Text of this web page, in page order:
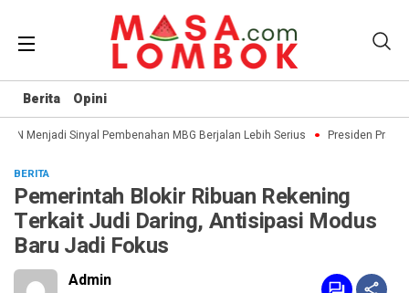
Berita Opini
Menjadi Sinyal Pembenahan MBG Berjalan Lebih Serius Presiden
BERITA
Pemerintah Blokir Ribuan Rekening
Terkait Judi Daring, Antisipasi Modus
Baru Jadi Fokus
Admin